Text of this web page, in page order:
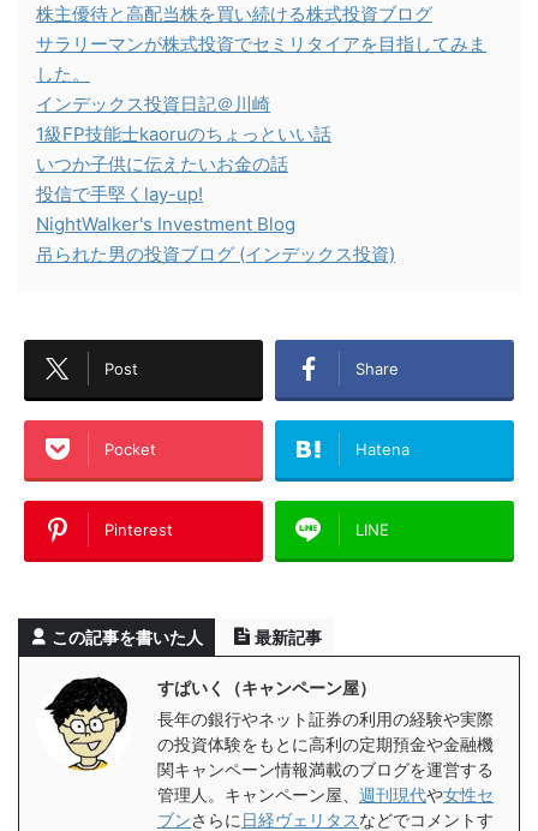
株主優待と高配当株を買い続ける株式投資ブログ
サラリーマンが株式投資でセミリタイアを目指してみま
した。
インデックス投資日記＠川崎
1級FP技能士kaoruのちょっといい話
いつか子供に伝えたいお金の話
投信で手堅くlay-up!
NightWalker's Investment Blog
吊られた男の投資ブログ (インデックス投資)
Post Share
Pocket Hatena
Pinterest LINE
この記事を書いた人 最新記事
すぱいく（キャンペーン屋）
長年の銀行やネット証券の利用の経験や実際
の投資体験をもとに高利の定期預金や金融機
関キャンペーン情報満載のブログを運営する
管理人。キャンペーン屋、 週刊現代や女性セ
ブンさらに 日経ヴェリタスなどでコメントす